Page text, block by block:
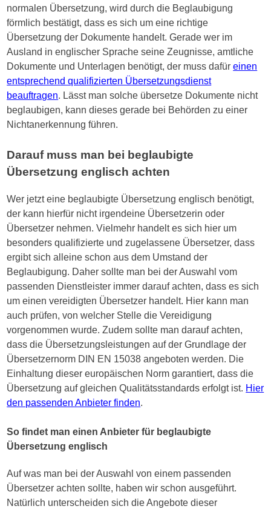
normalen Übersetzung, wird durch die Beglaubigung
förmlich bestätigt, dass es sich um eine richtige
Übersetzung der Dokumente handelt. Gerade wer im
Ausland in englischer Sprache seine Zeugnisse, amtliche
Dokumente und Unterlagen benötigt, der muss dafüreinen
entsprechend qualifizierten Übersetzungsdienst
beauftragen. Lässt man solche übersetze Dokumente nicht
beglaubigen, kann dieses gerade bei Behörden zu einer
Nichtanerkennung führen.
Darauf muss man bei beglaubigte
Übersetzung englisch achten
Wer jetzt eine beglaubigte Übersetzung englisch benötigt,
der kann hierfür nicht irgendeine Übersetzerin oder
Übersetzer nehmen. Vielmehr handelt es sich hier um
besonders qualifizierte und zugelassene Übersetzer, dass
ergibt sich alleine schon aus dem Umstand der
Beglaubigung. Daher sollte man bei der Auswahl vom
passenden Dienstleister immer darauf achten, dass es sich
um einen vereidigten Übersetzer handelt. Hier kann man
auch prüfen, von welcher Stelle die Vereidigung
vorgenommen wurde. Zudem sollte man darauf achten,
dass die Übersetzungsleistungen auf der Grundlage der
Übersetzernorm DIN EN 15038 angeboten werden. Die
Einhaltung dieser europäischen Norm garantiert, dass die
Übersetzung auf gleichen Qualitätsstandards erfolgt ist. Hier
den passenden Anbieter finden.
So findet man einen Anbieter für beglaubigte
Übersetzung englisch
Auf was man bei der Auswahl von einem passenden
Übersetzer achten sollte, haben wir schon ausgeführt.
Natürlich unterscheiden sich die Angebote dieser